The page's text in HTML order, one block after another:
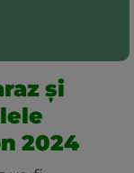
și
2024